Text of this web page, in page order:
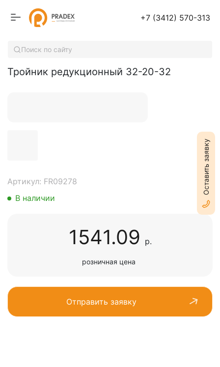
Поиск по сайту
+7 (3412) 570-313
Тройник редукционный 32-20-32
Артикул: FR09278
В наличии
1541.09 р.
розничная цена
Отправить заявку
Оставить заявку